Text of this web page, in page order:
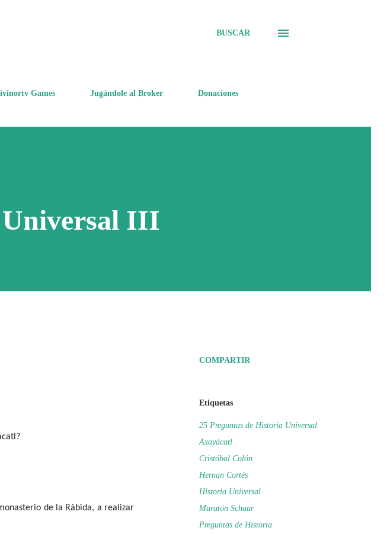
BUSCAR
Games Jugándole al Broker Donaciones
Universal III
de la Rábida, a realizar
COMPARTIR
Etiquetas
25 Preguntas de Historia Universal
Axayácatl
Cristóbal Colón
Hernan Cortés
Historia Universal
Maratón Schaar
Preguntas de Historia